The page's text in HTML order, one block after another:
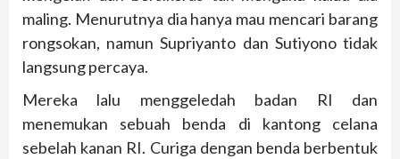
maling. Menurutnya dia hanya mau mencari barang
rongsokan, namun Supriyanto dan Sutiyono tidak
langsung percaya.
Mereka lalu menggeledah badan RI dan
menemukan sebuah benda di kantong celana
sebelah kanan RI. Curiga dengan benda berbentuk